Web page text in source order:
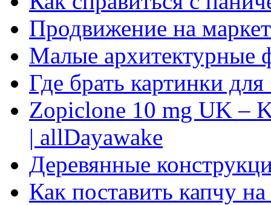
Продвижение на
Малые архитектурные
Где брать картинки
Zopiclone 10 mg UK –
| allDayawake
Деревянные
Как поставить капчу